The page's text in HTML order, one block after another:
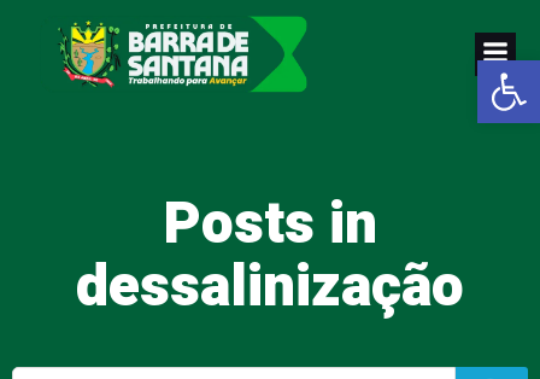
Abrir
Pular
para
o
conteúdo
Posts in
dessalinização